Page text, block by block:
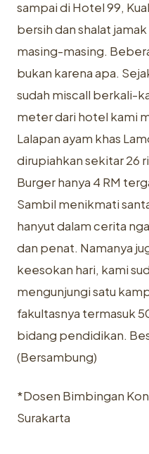
sampai di Hotel 99,
bersih dan shalat
masing-masing.
bukan karena apa.
sudah miscall berkali-
meter dari hotel kami
Lalapan ayam khas
dirupiahkan sekitar 26
Burger hanya 4 RM
Sambil menikmati
hanyut dalam cerita
dan penat. Namanya
keesokan hari, kami
mengunjungi satu
fakultasnya termasuk
bidang pendidikan.
(Bersambung)
*Dosen Bimbingan
Surakarta